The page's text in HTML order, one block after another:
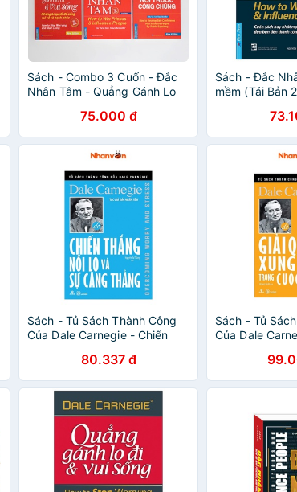
Sách - Combo 3 Cuốn - Đắc
Nhân Tâm - Quẳng Gánh Lo
Nói Trước Công Chúng
75.000 đ
Sách - Đắc
mềm (Tái Bản
Sách - Tủ Sách Thành Công
Của Dale Carnegie - Chiến
Thẳng - 8932000128786
80.337 đ
Sách - Tủ
Của Dale
Sống -